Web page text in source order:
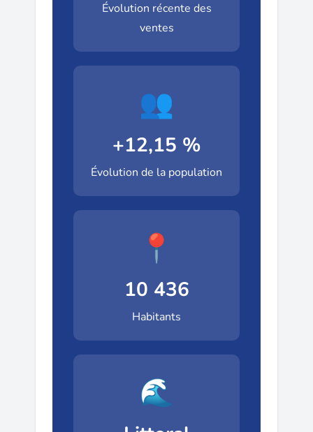
Évolution récente des
ventes
👥
+12,15 %
Évolution de la population
📍
10 436
Habitants
🌊